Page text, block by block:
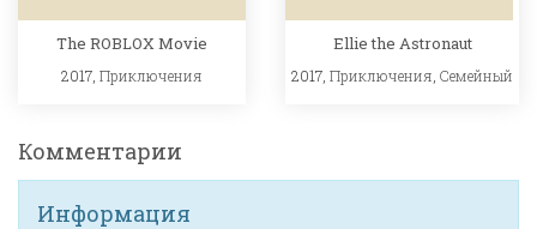
The ROBLOX Movie
2017, Приключения
Ellie the Astronaut
2017,Приключения ,Семейный
Комментарии
Информация